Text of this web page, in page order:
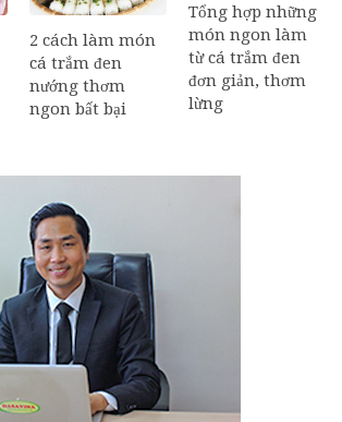
2 cách làm món
cá trắm đen
nướng thơm
ngon bất bại
Tổng hợp những
món ngon làm
từ cá trắm đen
đơn giản, thơm
lừng